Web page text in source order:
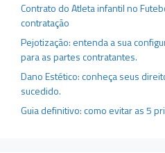
Contrato do Atleta infantil no
contratação
Pejotização: entenda a sua
para as partes contratantes.
Dano Estético: conheça seus
sucedido.
Guia definitivo: como evitar as 5